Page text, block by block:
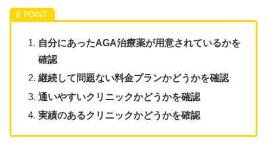
自分にあったAGA治療薬が用意されているかを
確認
継続して問題ない料金プランかどうかを確認
通いやすいクリニックかどうかを確認
実績のあるクリニックかどうかを確認